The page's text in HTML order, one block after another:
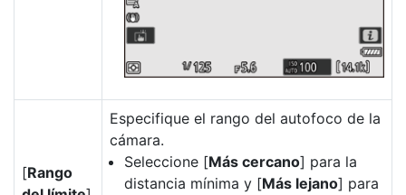
[Rango
Especifique el rango del autofoco de la
cámara.
Seleccione [Más cercano] para la
distancia mínima y [Más lejano] para